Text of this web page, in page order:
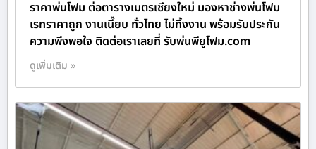
ราคาพ่นโฟม ต่อตารางเมตรเชียงใหม่ มองหาช่างพ่นโฟม
เรทราคาถูก งานเนี๊ยบ ทั่วไทย ไม่ทิ้งงาน พร้อมรับประกัน
ความพึงพอใจ ติดต่อเราเลยที่ รับพ่นพียูโฟม.com
ดูเพิ่มเติม »